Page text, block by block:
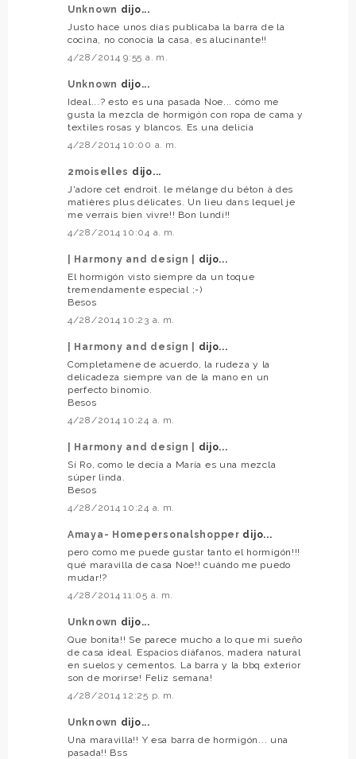
Unknown dijo...
Justo hace unos días publicaba la barra de la
cocina, no conocía la casa, es alucinante!!
4/28/2014 9:55 a. m.
Unknown dijo...
Ideal...? esto es una pasada Noe... cómo me
gusta la mezcla de hormigón con ropa de cama y
textiles rosas y blancos. Es una delicia
4/28/2014 10:00 a. m.
2moiselles dijo...
J'adore cet endroit. le mélange du béton à des
matières plus délicates. Un lieu dans lequel je
me verrais bien vivre!! Bon lundi!!
4/28/2014 10:04 a. m.
| Harmony and design |
dijo...
El hormigón visto siempre da un toque
tremendamente especial ;-)
Besos
4/28/2014 10:23 a. m.
| Harmony and design |
dijo...
Completamene de acuerdo, la rudeza y la
delicadeza siempre van de la mano en un
perfecto binomio.
Besos
4/28/2014 10:24 a. m.
| Harmony and design |
dijo...
Sí Ro, como le decía a María es una mezcla
súper linda.
Besos
4/28/2014 10:24 a. m.
Amaya- Homepersonalshopper dijo...
pero como me puede gustar tanto el hormigón!!!
qué maravilla de casa Noe!! cuándo me puedo
mudar!?
4/28/2014 11:05 a. m.
Unknown dijo...
Que bonita!! Se parece mucho a lo que mi sueño
de casa ideal. Espacios diáfanos, madera natural
en suelos y cementos. La barra y la bbq exterior
son de morirse! Feliz semana!
4/28/2014 12:25 p. m.
Unknown dijo...
Una maravilla!! Y esa barra de hormigón... una
pasada!! Bss